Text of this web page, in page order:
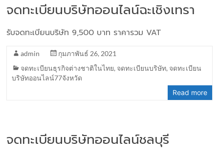
จดทะเบียนบริษัทออนไลน์ฉะเชิงเทรา
รับจดทะเบียนบริษัท 9,500 บาท ราคารวม VAT
admin
กุมภาพันธ์ 26, 2021
จดทะเบียนธุรกิจต่างชาติในไทย, จดทะเบียนบริษัท, จดทะเบียน
บริษัทออนไลน์77จังหวัด
Read more
จดทะเบียนบริษัทออนไลน์ชลบุรี